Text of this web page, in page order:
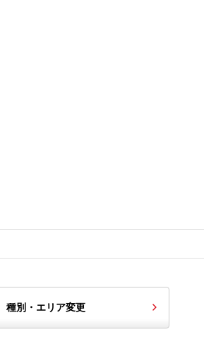
種別・エリア変更